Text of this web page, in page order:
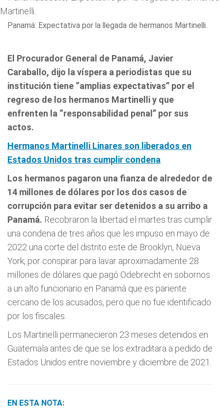
Panamá: Expectativa por la llegada de hermanos Martinelli.
El Procurador General de Panamá, Javier
Caraballo, dijo la víspera a periodistas que su
institución tiene “amplias expectativas” por el
regreso de los hermanos Martinelli y que
enfrenten la “responsabilidad penal” por sus
actos.
Hermanos Martinelli Linares son liberados en
Estados Unidos tras cumplir condena
Los hermanos pagaron una fianza de alrededor de
14 millones de dólares por los dos casos de
corrupción para evitar ser detenidos a su arribo a
Panamá. Recobraron la libertad el martes tras cumplir
una condena de tres años que les impuso en mayo de
2022 una corte del distrito este de Brooklyn, Nueva
York, por conspirar para lavar aproximadamente 28
millones de dólares que pagó Odebrecht en sobornos
a un alto funcionario en Panamá que es pariente
cercano de los acusados, pero que no fue identificado
por los fiscales.
Los Martinelli permanecieron 23 meses detenidos en
Guatemala antes de que se los extraditara a pedido de
Estados Unidos entre noviembre y diciembre de 2021.
EN ESTA NOTA: